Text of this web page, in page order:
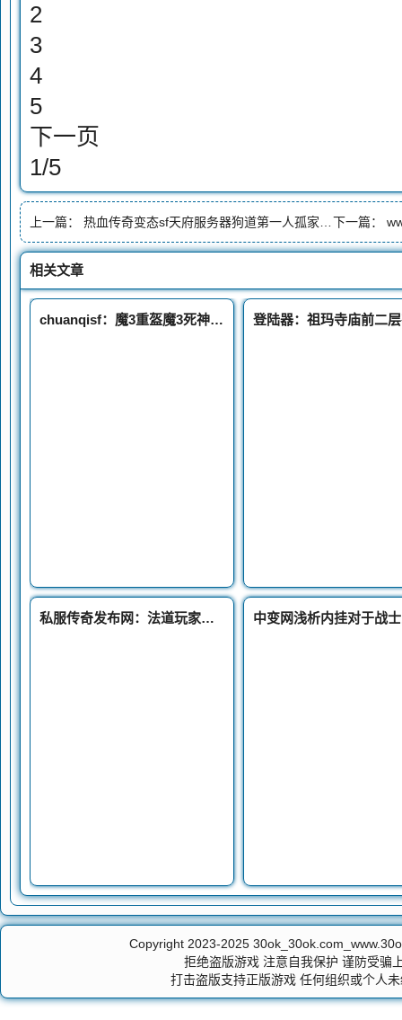
2
3
4
5
下一页
1/5
上一篇： 热血传奇变态sf天府服务器狗道第一人孤家寡哥 下一篇：
相关文章
chuanqisf：魔3重盔魔3死神手套这个法师很会伪装
私服传奇发布网：法道玩家竟然喜欢同一个技能只可惜官服没有更新
Copyright 2023-2025
拒绝盗版游戏 注意自我保护 谨防受骗
打击盗版支持正版游戏 任何组织或个人